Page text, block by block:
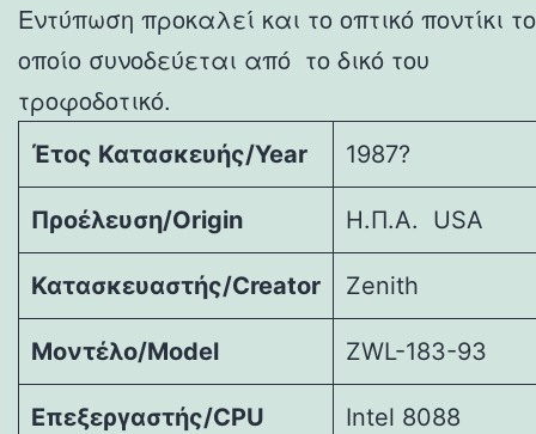
Εντύπωση προκαλεί και το οπτικό ποντίκι το
οποίο συνοδεύεται από το δικό του
τροφοδοτικό.
Έτος Κατασκευής/Year 1987?
Προέλευση/Origin Η.Π.Α. USA
Κατασκευαστής/Creator Zenith
Μοντέλο/Model ZWL-183-93
Επεξεργαστής/CPU Intel 8088